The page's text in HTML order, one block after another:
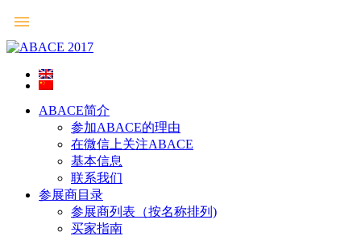
ABACE简介
参加ABACE的理由
在微信上关注ABACE
基本信息
联系我们
参展商目录
参展商列表（按名称排列)
买家指南